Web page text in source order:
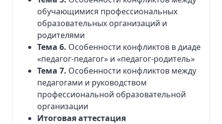
обучающимися профессиональных
образовательных организаций и
родителями
Тема 6. Особенности конфликтов в диаде
«педагог-педагог» и «педагог-родитель»
Тема 7. Особенности конфликтов между
педагогами и руководством
профессиональной образовательной
организации
Итоговая аттестация